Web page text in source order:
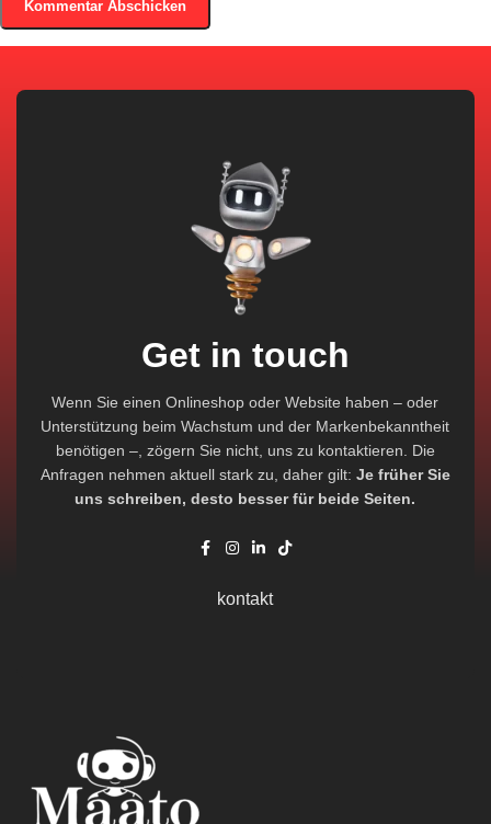
Get in touch
Wenn Sie einen Onlineshop oder Website haben – oder
Unterstützung beim Wachstum und der Markenbekanntheit
benötigen –, zögern Sie nicht, uns zu kontaktieren. Die
Anfragen nehmen aktuell stark zu, daher gilt: Je früher Sie
uns schreiben, desto besser für beide Seiten.
kontakt